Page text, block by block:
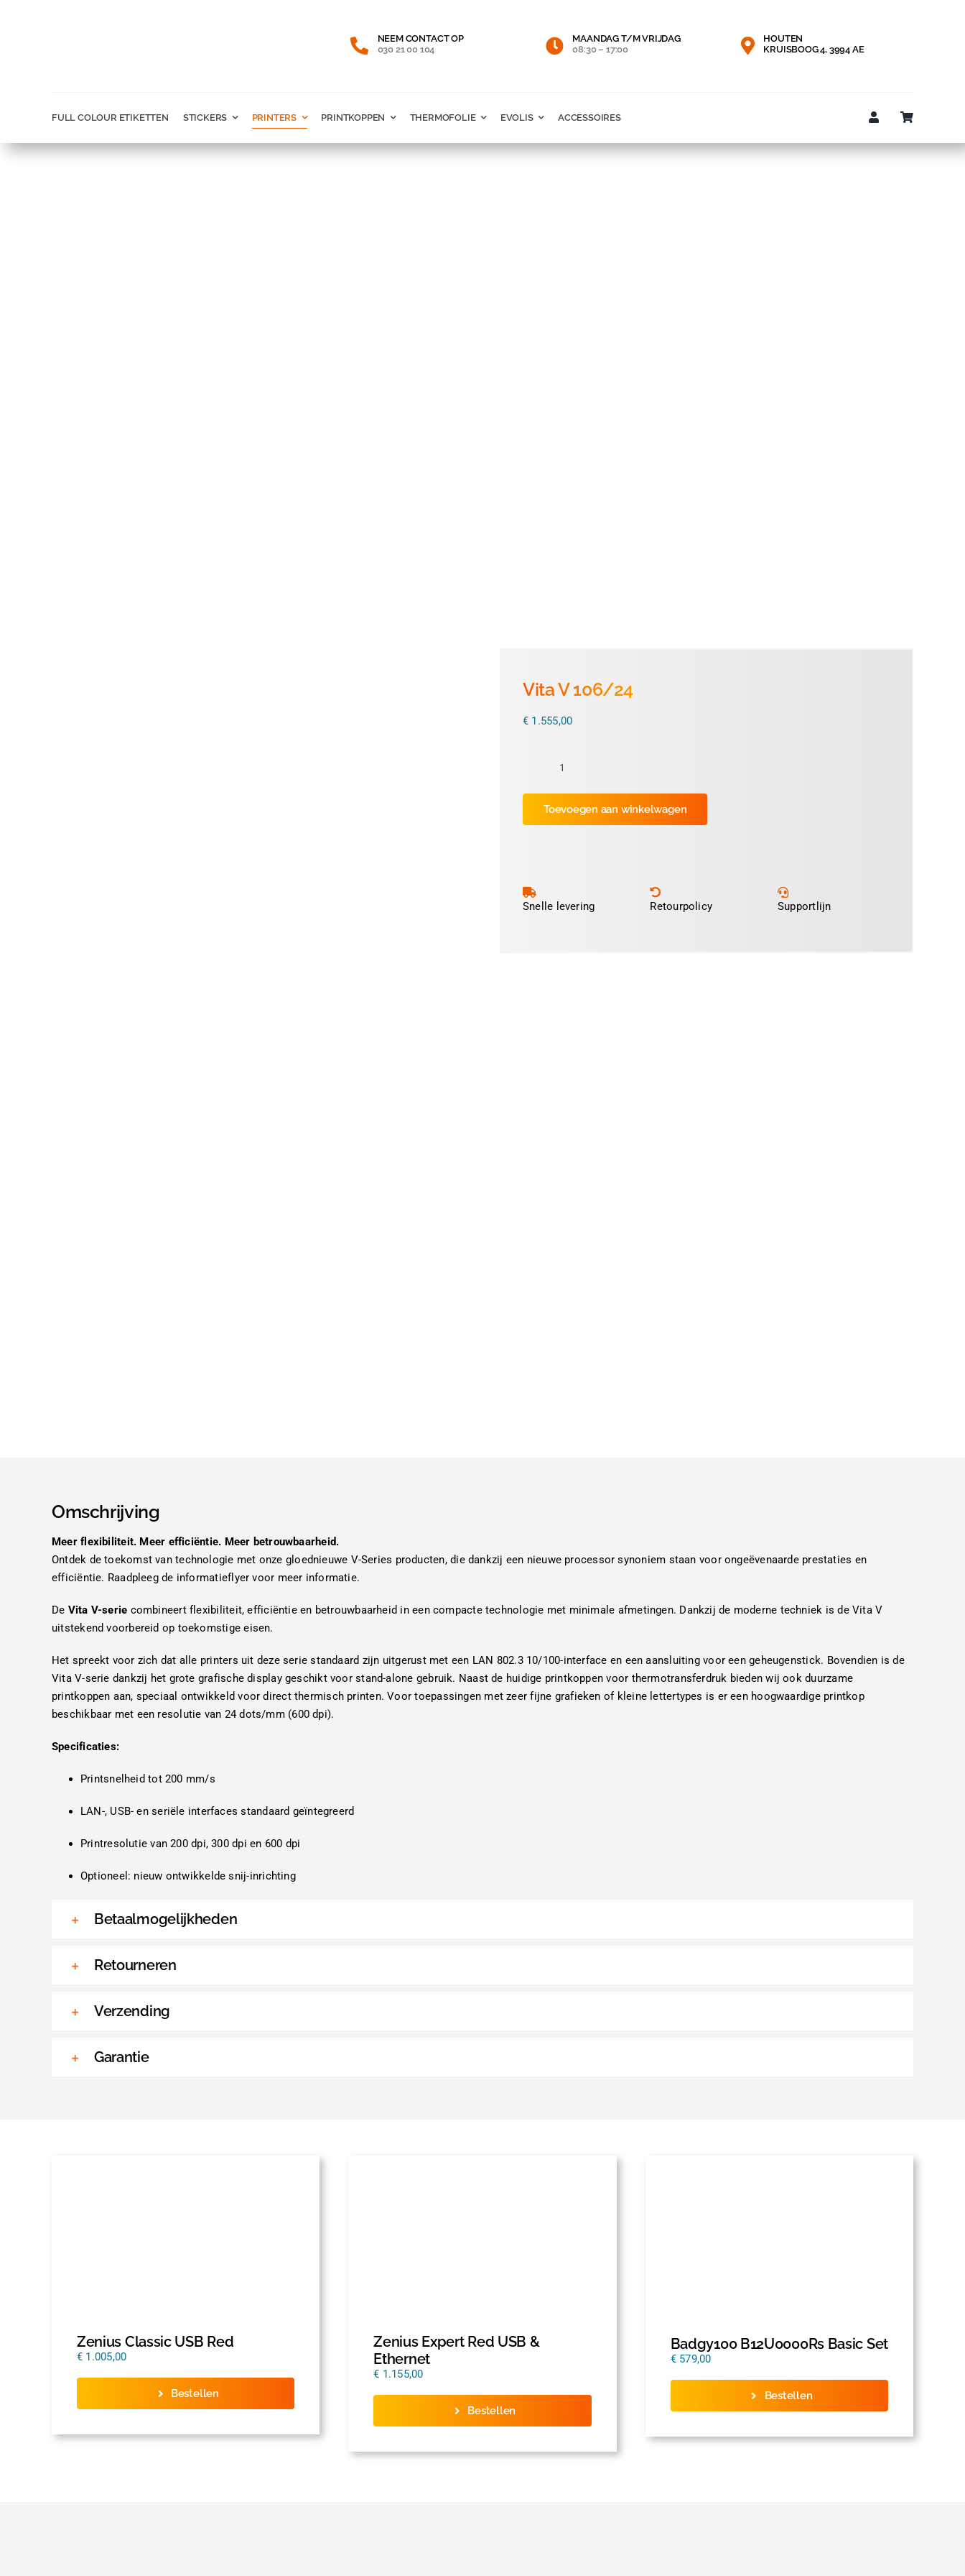
NEEM CONTACT OP
030 21 00 104
MAANDAG T/M VRIJDAG
08:30 – 17:00
HOUTEN
KRUISBOOG 4, 3994 AE
FULL COLOUR ETIKETTEN STICKERS PRINTERS PRINTKOPPEN THERMOFOLIE EVOLIS ACCESSOIRES
Vita V 106/24
€ 1.555,00
Vita
V
106/24
aantal
Toevoegen aan winkelwagen
Snelle levering Retourpolicy Supportlijn
Omschrijving
Meer flexibiliteit. Meer efficiëntie. Meer betrouwbaarheid.
Ontdek de toekomst van technologie met onze gloednieuwe V-Series producten, die dankzij een nieuwe processor synoniem staan voor ongeëvenaarde prestaties en
efficiëntie. Raadpleeg de informatieflyer voor meer informatie.
De Vita V-serie combineert flexibiliteit, efficiëntie en betrouwbaarheid in een compacte technologie met minimale afmetingen. Dankzij de moderne techniek is de Vita V
uitstekend voorbereid op toekomstige eisen.
Het spreekt voor zich dat alle printers uit deze serie standaard zijn uitgerust met een LAN 802.3 10/100-interface en een aansluiting voor een geheugenstick. Bovendien is de
Vita V-serie dankzij het grote grafische display geschikt voor stand-alone gebruik. Naast de huidige printkoppen voor thermotransferdruk bieden wij ook duurzame
printkoppen aan, speciaal ontwikkeld voor direct thermisch printen. Voor toepassingen met zeer fijne grafieken of kleine lettertypes is er een hoogwaardige printkop
beschikbaar met een resolutie van 24 dots/mm (600 dpi).
Specificaties:
Printsnelheid tot 200 mm/s
LAN-, USB- en seriële interfaces standaard geïntegreerd
Printresolutie van 200 dpi, 300 dpi en 600 dpi
Optioneel: nieuw ontwikkelde snij-inrichting
Betaalmogelijkheden
Retourneren
Verzending
Garantie
Zenius Classic USB Red
€ 1.005,00
Bestellen
Zenius Expert Red USB &
Ethernet
€ 1.155,00
Bestellen
Badgy100 B12U0000Rs Basic Set
€579,00
Bestellen